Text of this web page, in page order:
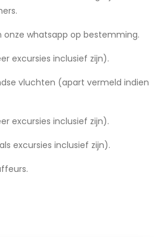
onze whatsapp op bestemming.
excursies inclusief zijn).
vluchten (apart vermeld indien
excursies inclusief zijn).
excursies inclusief zijn).